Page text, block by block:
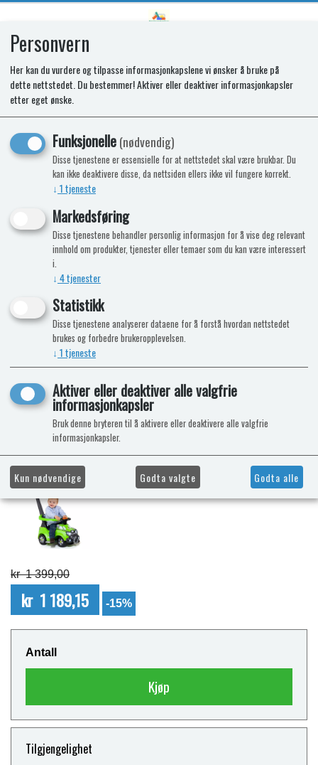
MOLTO - 4X4 RIDE ON FEM I EN,
MED FORELDRE HÅNDTAK
Kampanje Nyhet -15%
kr 1 399,00
kr 1 189,15 -15%
Antall
Kjøp
Tilgjengelighet
Personvern
Her kan du vurdere og tilpasse informasjonkapslene vi ønsker å bruke på
dette nettstedet. Du bestemmer! Aktiver eller deaktiver informasjonkapsler
etter eget ønske.
Funksjonelle(nødvendig)
Disse tjenestene er essensielle for at nettstedet skal være brukbar. Du
kan ikke deaktivere disse, da nettsiden ellers ikke vil fungere korrekt.
↓ 1tjeneste
Markedsføring
Disse tjenestene behandler personlig informasjon for å vise deg relevant
innhold om produkter, tjenester eller temaer som du kan være interessert
i.
↓ 4tjenester
Statistikk
Disse tjenestene analyserer dataene for å forstå hvordan nettstedet
brukes og forbedre brukeropplevelsen.
↓ 1tjeneste
Aktiver eller deaktiver alle valgfrie
informasjonkapsler
Bruk denne bryteren til å aktivere eller deaktivere alle valgfrie
informasjonkapsler.
Kun nødvendige Godta valgte Godta alle